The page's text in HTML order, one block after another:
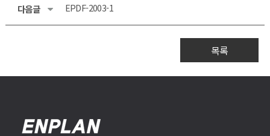
다음글 EPDF-2003-1
목록